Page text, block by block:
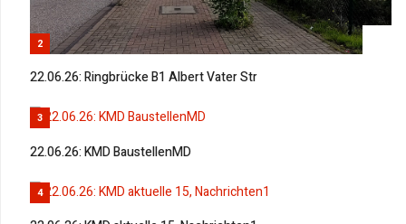
2
22.06.26: Ringbrücke B1 Albert Vater Str
3
22.06.26: KMD BaustellenMD
4